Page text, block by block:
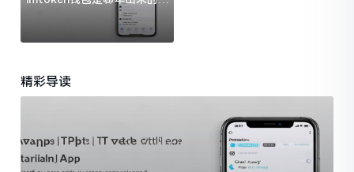
一文给你说清楚
精彩导读